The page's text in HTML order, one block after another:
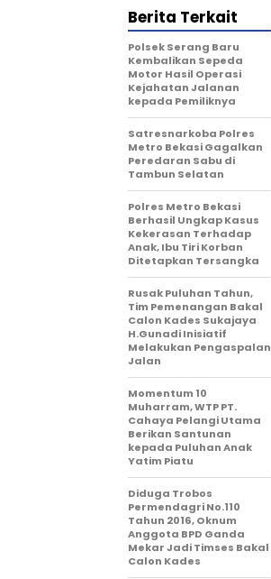
Berita Terkait
Polsek Serang Baru
Kembalikan Sepeda
Motor Hasil Operasi
Kejahatan Jalanan
kepada Pemiliknya
Satresnarkoba Polres
Metro Bekasi Gagalkan
Peredaran Sabu di
Tambun Selatan
Polres Metro Bekasi
Berhasil Ungkap Kasus
Kekerasan Terhadap
Anak, Ibu Tiri Korban
Ditetapkan Tersangka
Rusak Puluhan Tahun,
Tim Pemenangan Bakal
Calon Kades Sukajaya
H.Gunadi Inisiatif
Melakukan Pengaspalan
Jalan
Momentum 10
Muharram, WTP PT.
Cahaya Pelangi Utama
Berikan Santunan
kepada Puluhan Anak
Yatim Piatu
Diduga Trobos
Permendagri No.110
Tahun 2016, Oknum
Anggota BPD Ganda
Mekar Jadi Timses Bakal
Calon Kades